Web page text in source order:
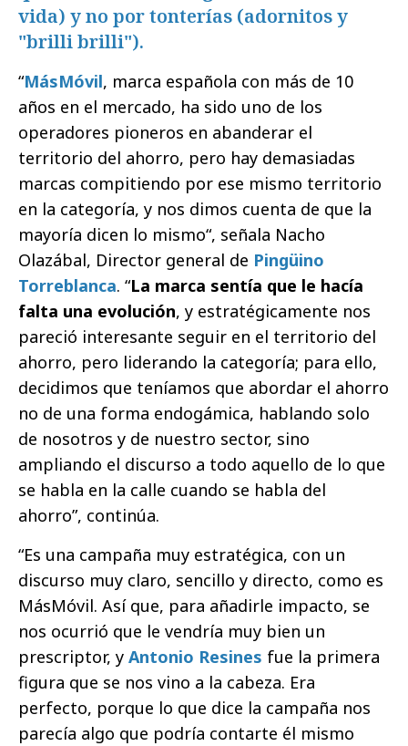
vida) y no por tonterías (adornitos y
"brilli brilli").
“MásMóvil, marca española con más de 10
años en el mercado, ha sido uno de los
operadores pioneros en abanderar el
territorio del ahorro, pero hay demasiadas
marcas compitiendo por ese mismo territorio
en la categoría, y nos dimos cuenta de que la
mayoría dicen lo mismo“, señala Nacho
Olazábal, Director general de Pingüino
Torreblanca. “La marca sentía que le hacía
falta una evolución, y estratégicamente nos
pareció interesante seguir en el territorio del
ahorro, pero liderando la categoría; para ello,
decidimos que teníamos que abordar el ahorro
no de una forma endogámica, hablando solo
de nosotros y de nuestro sector, sino
ampliando el discurso a todo aquello de lo que
se habla en la calle cuando se habla del
ahorro”, continúa.
“Es una campaña muy estratégica, con un
discurso muy claro, sencillo y directo, como es
MásMóvil. Así que, para añadirle impacto, se
nos ocurrió que le vendría muy bien un
prescriptor, y Antonio Resines fue la primera
figura que se nos vino a la cabeza. Era
perfecto, porque lo que dice la campaña nos
parecía algo que podría contarte él mismo